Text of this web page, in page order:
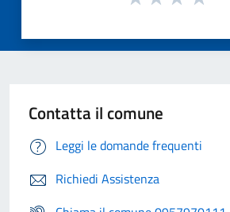
Contatta il comune
Leggi le domande frequenti
Richiedi Assistenza